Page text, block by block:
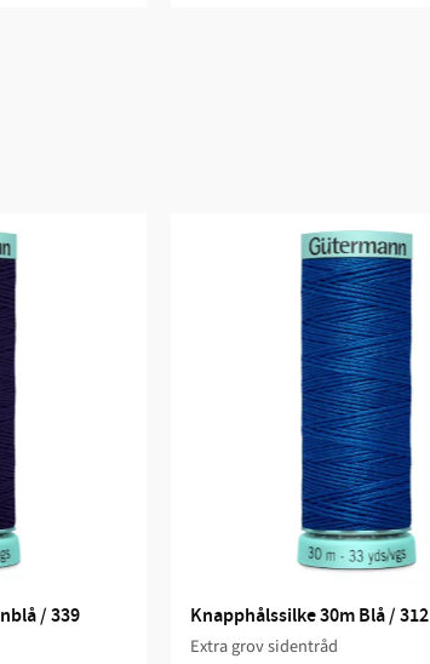
/ 339
Knapphålssilke 30m Blå / 312
Extra grov sidentråd